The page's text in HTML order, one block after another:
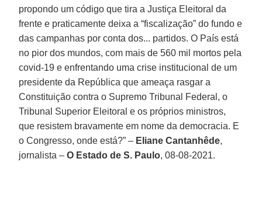
propondo um código que tira a Justiça Eleitoral da
frente e praticamente deixa a “fiscalização” do fundo e
das campanhas por conta dos... partidos. O País está
no pior dos mundos, com mais de 560 mil mortos pela
covid-19 e enfrentando uma crise institucional de um
presidente da República que ameaça rasgar a
Constituição contra o Supremo Tribunal Federal, o
Tribunal Superior Eleitoral e os próprios ministros,
que resistem bravamente em nome da democracia. E
o Congresso, onde está?” – Eliane Cantanhêde,
jornalista –O Estado de S. Paulo, 08-08-2021.